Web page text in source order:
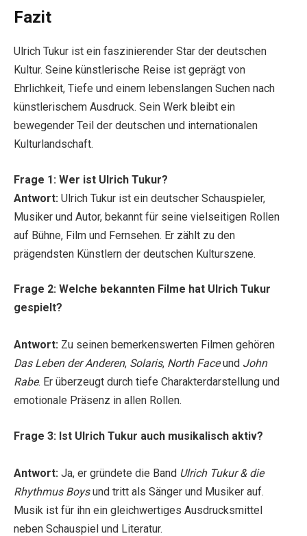
Fazit
Ulrich Tukur ist ein faszinierender Star der deutschen
Kultur. Seine künstlerische Reise ist geprägt von
Ehrlichkeit, Tiefe und einem lebenslangen Suchen nach
künstlerischem Ausdruck. Sein Werk bleibt ein
bewegender Teil der deutschen und internationalen
Kulturlandschaft.
Frage 1: Wer ist Ulrich Tukur?
Antwort: Ulrich Tukur ist ein deutscher Schauspieler,
Musiker und Autor, bekannt für seine vielseitigen Rollen
auf Bühne, Film und Fernsehen. Er zählt zu den
prägendsten Künstlern der deutschen Kulturszene.
Frage 2: Welche bekannten Filme hat Ulrich Tukur
gespielt?
Antwort: Zu seinen bemerkenswerten Filmen gehören
Das Leben der Anderen, Solaris, North Faceund John
Rabe. Er überzeugt durch tiefe Charakterdarstellung und
emotionale Präsenz in allen Rollen.
Frage 3: Ist Ulrich Tukur auch musikalisch aktiv?
Antwort: Ja, er gründete die Band Ulrich Tukur & die
Rhythmus Boysund tritt als Sänger und Musiker auf.
Musik ist für ihn ein gleichwertiges Ausdrucksmittel
neben Schauspiel und Literatur.